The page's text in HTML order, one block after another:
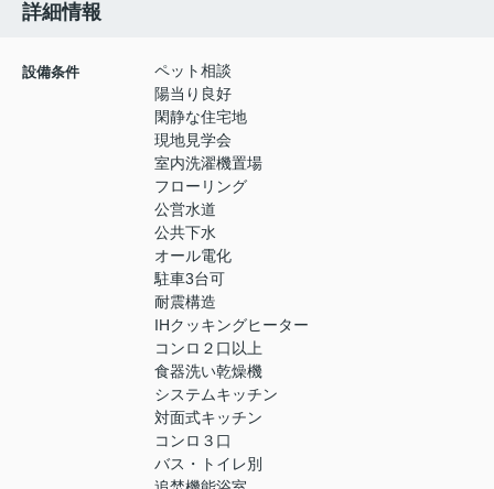
詳細情報
設備条件
ペット相談
陽当り良好
閑静な住宅地
現地見学会
室内洗濯機置場
フローリング
公営水道
公共下水
オール電化
駐車3台可
耐震構造
IHクッキングヒーター
コンロ２口以上
食器洗い乾燥機
システムキッチン
対面式キッチン
コンロ３口
バス・トイレ別